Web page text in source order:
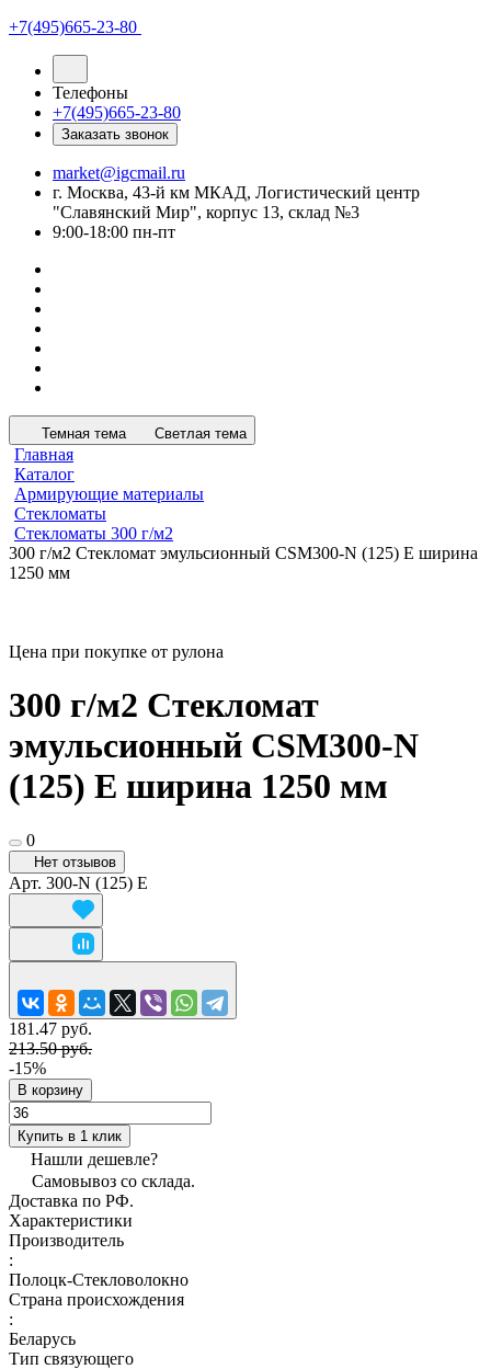
+7(495)665-23-80
Телефоны
+7(495)665-23-80
Заказать звонок
market@igcmail.ru
г. Москва, 43-й км МКАД, Логистический центр
"Славянский Мир", корпус 13, склад №3
9:00-18:00 пн-пт
Темная тема Светлая тема
Главная
Каталог
Армирующие материалы
Стекломаты
Стекломаты 300 г/м2
300 г/м2 Стекломат эмульсионный CSM300-N (125) E ширина
1250 мм
Цена при покупке от рулона
300 г/м2 Стекломат
эмульсионный CSM300-N
(125) E ширина 1250 мм
0
Нет отзывов
Арт. 300-N (125) E
181.47 руб.
213.50 руб.
-15%
В корзину
Купить в 1 клик
Нашли дешевле?
Самовывоз со склада.
Доставка по РФ.
Характеристики
Производитель
:
Полоцк-Стекловолокно
Страна происхождения
:
Беларусь
Тип связующего